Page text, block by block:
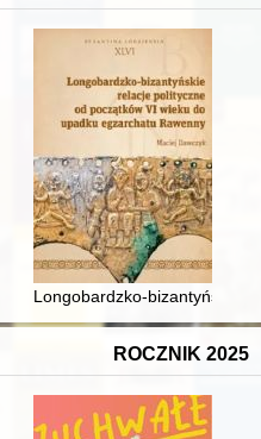
profesor Haliny
Longobardzko-bizantyńskie
ROCZNIK 2025